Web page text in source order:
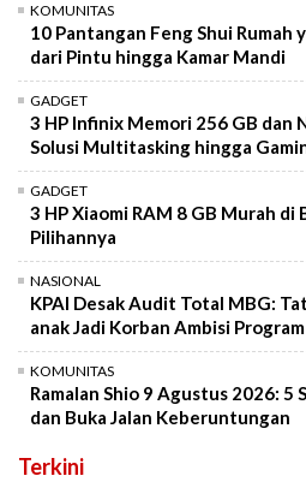
KOMUNITAS
10 Pantangan Feng Shui Rumah
dari Pintu hingga Kamar Mandi
GADGET
3 HP Infinix Memori 256 GB dan
Solusi Multitasking hingga
GADGET
3 HP Xiaomi RAM 8 GB Murah di
Pilihannya
NASIONAL
KPAI Desak Audit Total MBG:
anak Jadi Korban Ambisi Program
KOMUNITAS
Ramalan Shio 9 Agustus 2026: 5
dan Buka Jalan Keberuntungan
Terkini